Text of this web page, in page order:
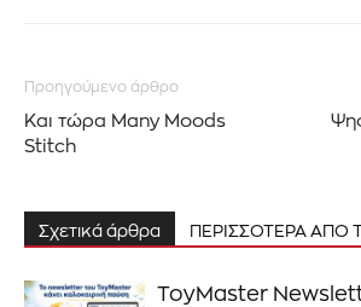
αγοράς.
παρακάτω. Μην ανησυχείτε, σεβόμαστε την
και δεν θα σας στείλουμε ανεπιθύμητα
Προηγούμενο άρθρο
Και τώρα Many Moods
Stitch
Σχετικά άρθρα ΠΕΡΙΣΣΟΤΕΡΑ ΑΠΟ
ToyMaster